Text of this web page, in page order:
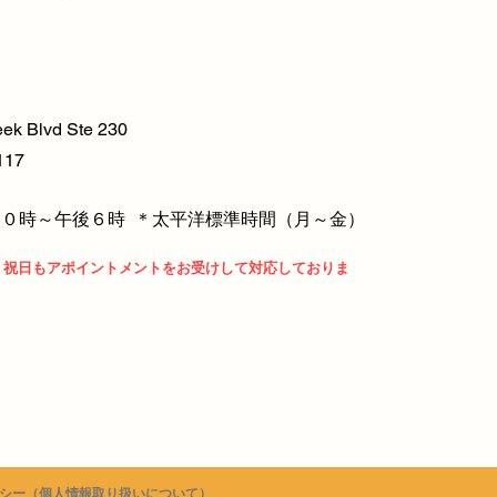
Blvd Ste 230
時～午後６時​ ＊太平洋標準時間（月～金）
日もアポイントメントをお受けして対応しておりま